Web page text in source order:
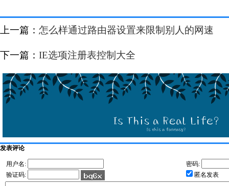
上一篇： 怎么样通过路由器设置来限制别人的网速
下一篇： IE选项注册表控制大全
发表评论
用户名:
密码:
验证码:
匿名发表